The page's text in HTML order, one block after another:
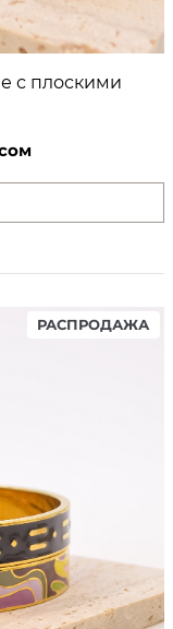
с плоскими
Текущая
РАСПРОДАЖА